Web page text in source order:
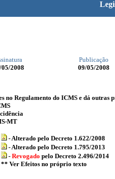
Publicação
05/2008 09/05/2008
no Regulamento do ICMS e dá outras
MT
- Alterado pelo Decreto 1.622/2008
- Alterado pelo Decreto 1.795/2013
- Revogado pelo Decreto 2.496/2014
** Ver Efeitos no próprio texto